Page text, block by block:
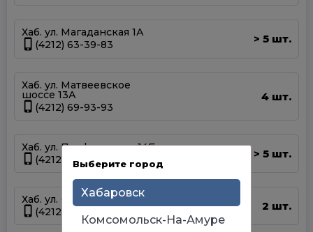
Хаб. ул. Магаданская 1А
(4212) 63-39-83
> 5 шт.
Хаб. ул. Матвеевское
шоссе 13А
(4212) 69-93-93
4 шт.
Хаб. ул. Панфиловцев 14Б
(4212) 63-22-47
> 5 шт.
Хаб. ул. Суворова 45
(4212) 50-67-37
2 шт.
Выберите город
Хабаровск
Комсомольск-На-Амуре